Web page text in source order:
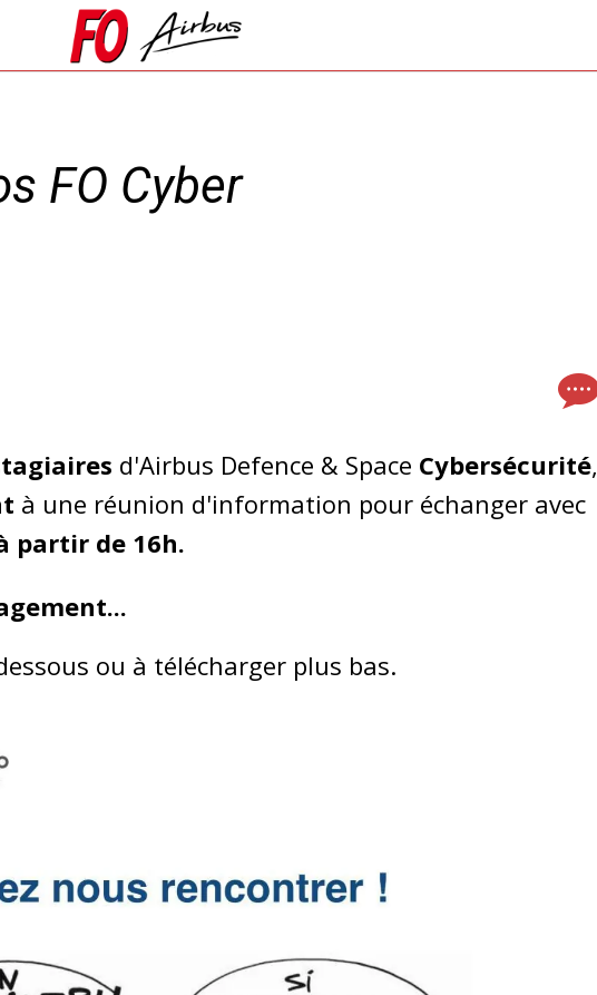
FO Cyber
d'Airbus Defence & Space Cybersécurité,
à une réunion d'information pour échanger avec
partir de 16h.
ou à télécharger plus bas.